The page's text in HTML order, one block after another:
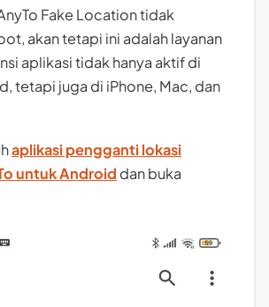
Fake Location tidak
akan tetapi ini adalah layanan
aplikasi tidak hanya aktif di
tetapi juga di iPhone, Mac, dan
aplikasi pengganti lokasi
untuk Android dan buka